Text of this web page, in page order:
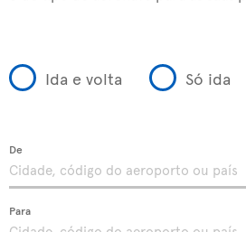
Ida e volta Só ida
De
Para